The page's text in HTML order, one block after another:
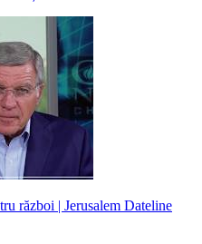
război | Jerusalem Dateline